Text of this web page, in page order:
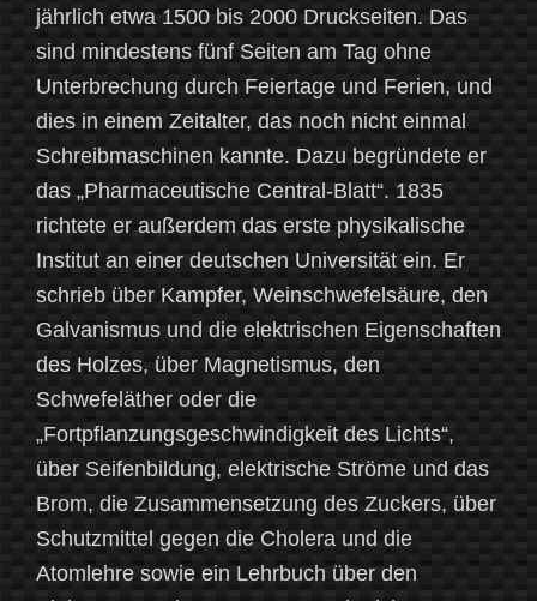
jährlich etwa 1500 bis 2000 Druckseiten. Das
sind mindestens fünf Seiten am Tag ohne
Unterbrechung durch Feiertage und Ferien, und
dies in einem Zeitalter, das noch nicht einmal
Schreibmaschinen kannte. Dazu begründete er
das „Pharmaceutische Central-Blatt“. 1835
richtete er außerdem das erste physikalische
Institut an einer deutschen Universität ein. Er
schrieb über Kampfer, Weinschwefelsäure, den
Galvanismus und die elektrischen Eigenschaften
des Holzes, über Magnetismus, den
Schwefeläther oder die
„Fortpflanzungsgeschwindigkeit des Lichts“,
über Seifenbildung, elektrische Ströme und das
Brom, die Zusammensetzung des Zuckers, über
Schutzmittel gegen die Cholera und die
Atomlehre sowie ein Lehrbuch über den